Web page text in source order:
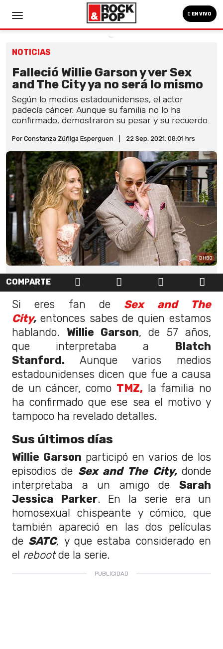
EN VIVO
NOTICIAS
Falleció Willie Garson y ver Sex
and The City ya no será lo mismo
Según lo medios estadounidenses, el actor
padecía cáncer. Aunque su familia no lo ha
confirmado, demostraron su pesar y su recuerdo.
Por Constanza Zúñiga Esperguen 22 Sep, 2021. 08:01 hrs
HBO
COMPARTE
Si eres fan de Sex and The
City, entonces sabes de quien estamos
hablando. Willie Garson, de 57 años,
que interpretaba a Blatch
Stanford. Aunque varios medios
estadounidenses dicen que fue a causa
de un cáncer, como TMZ,la familia no
ha confirmado que ese sea el motivo y
tampoco ha revelado detalles.
Sus últimos días
Willie Garson participó en varios de los
episodios de Sex and The City,donde
interpretaba a un amigo de Sarah
Jessica Parker. En la serie era un
homosexual chispeante y cómico, que
también apareció en las dos películas
de SATC, y que estaba considerado en
el rebootde la serie.